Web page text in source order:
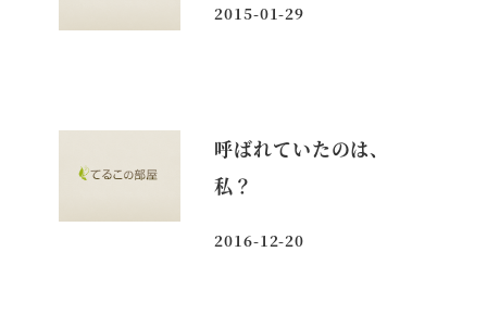
投稿日
2015-01-29
呼ばれていたのは、
私？
投稿日
2016-12-20